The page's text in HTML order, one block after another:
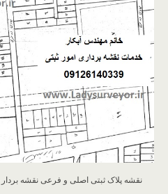
نقشه پلاک ثبتی اصلی و فرعی نقشه بردار خانم